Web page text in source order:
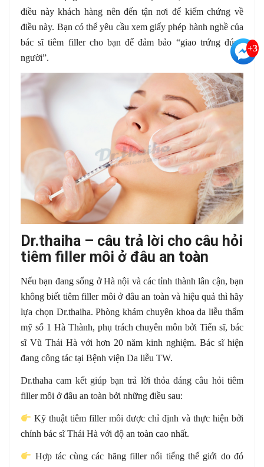
điều này khách hàng nên đến tận nơi để kiếm chứng về
điều này. Bạn có thể yêu cầu xem giấy phép hành nghề của
bác sĩ tiêm filler cho bạn để đảm bảo “giao trứng đúng
người”.
Dr.thaiha – câu trả lời cho câu hỏi
tiêm filler môi ở đâu an toàn
Nếu bạn đang sống ở Hà nội và các tỉnh thành lân cận, bạn
không biết tiêm filler môi ở đâu an toàn và hiệu quả thì hãy
lựa chọn Dr.thaiha. Phòng khám chuyên khoa da liễu thẩm
mỹ số 1 Hà Thành, phụ trách chuyên môn bởi Tiến sĩ, bác
sĩ Vũ Thái Hà với hơn 20 năm kinh nghiệm. Bác sĩ hiện
đang công tác tại Bệnh viện Da liễu TW.
Dr.thaha cam kết giúp bạn trả lời thỏa đáng câu hỏi tiêm
filler môi ở đâu an toàn bởi những điều sau:
Kỹ thuật tiêm filler môi được chỉ định và thực hiện bởi
chính bác sĩ Thái Hà với độ an toàn cao nhất.
Hợp tác cùng các hãng filler nổi tiếng thế giới do đó
+3